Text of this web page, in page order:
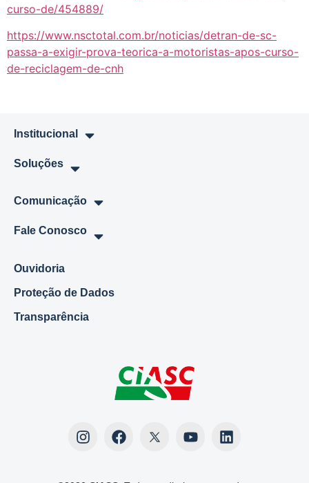
curso-de/454889/
https://www.nsctotal.com.br/noticias/detran-de-sc-
passa-a-exigir-prova-teorica-a-motoristas-apos-curso-
de-reciclagem-de-cnh
Institucional
Soluções
Comunicação
Fale Conosco
Ouvidoria
Proteção de Dados
Transparência